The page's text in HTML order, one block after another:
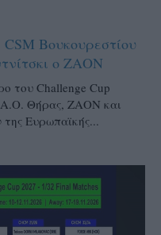
Βουκουρεστίου
ο ΖΑΟΝ
του Challenge Cup
Α.Ο. Θήρας, ΖΑΟΝ και
Ευρωπαϊκής...